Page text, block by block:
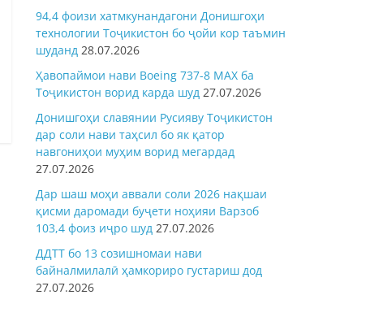
94,4 фоизи хатмкунандагони Донишгоҳи
технологии Тоҷикистон бо ҷойи кор таъмин
шуданд 28.07.2026
Ҳавопаймои нави Boeing 737-8 MAX ба
Тоҷикистон ворид карда шуд 27.07.2026
Донишгоҳи славянии Русияву Тоҷикистон
дар соли нави таҳсил бо як қатор
навгониҳои муҳим ворид мегардад
27.07.2026
Дар шаш моҳи аввали соли 2026 нақшаи
қисми даромади буҷети ноҳияи Варзоб
103,4 фоиз иҷро шуд 27.07.2026
ДДТТ бо 13 созишномаи нави
байналмилалӣ ҳамкориро густариш дод
27.07.2026